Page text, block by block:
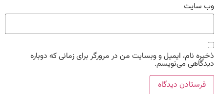
وب‌ سایت
ذخیره نام، ایمیل و وبسایت من در مرورگر برای زمانی که دوباره
دیدگاهی می‌نویسم.